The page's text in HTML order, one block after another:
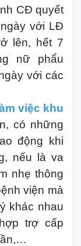
CĐ quyết
với LĐ
lên, hết 7
nữ phẩu
với các
việc khu
có những
động khi
nếu là va
nhẹ thông
viện mà
khác nhau
trợ cấp